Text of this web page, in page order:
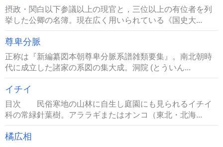
摂政・関白以下参議以上の現官と，三位以上の有位者を列
挙した公卿の名簿。現在広く用いられている《国史大...
尊卑分脈
正称は『新編纂図本朝尊卑分脈系譜雑類要集』。南北朝時
代に成立した諸家の系図の集大成。洞院 (とういん...
イチイ
目次 民俗寒地の山林に自生し庭園にも見られるイチイ
科の常緑針葉樹。アララギまたはオンコ（東北・北海...
橘広相